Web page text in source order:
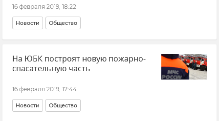
16 февраля 2019, 18:22
Новости Общество
На ЮБК построят новую пожарно-
спасательную часть
16 февраля 2019, 17:44
Новости Общество